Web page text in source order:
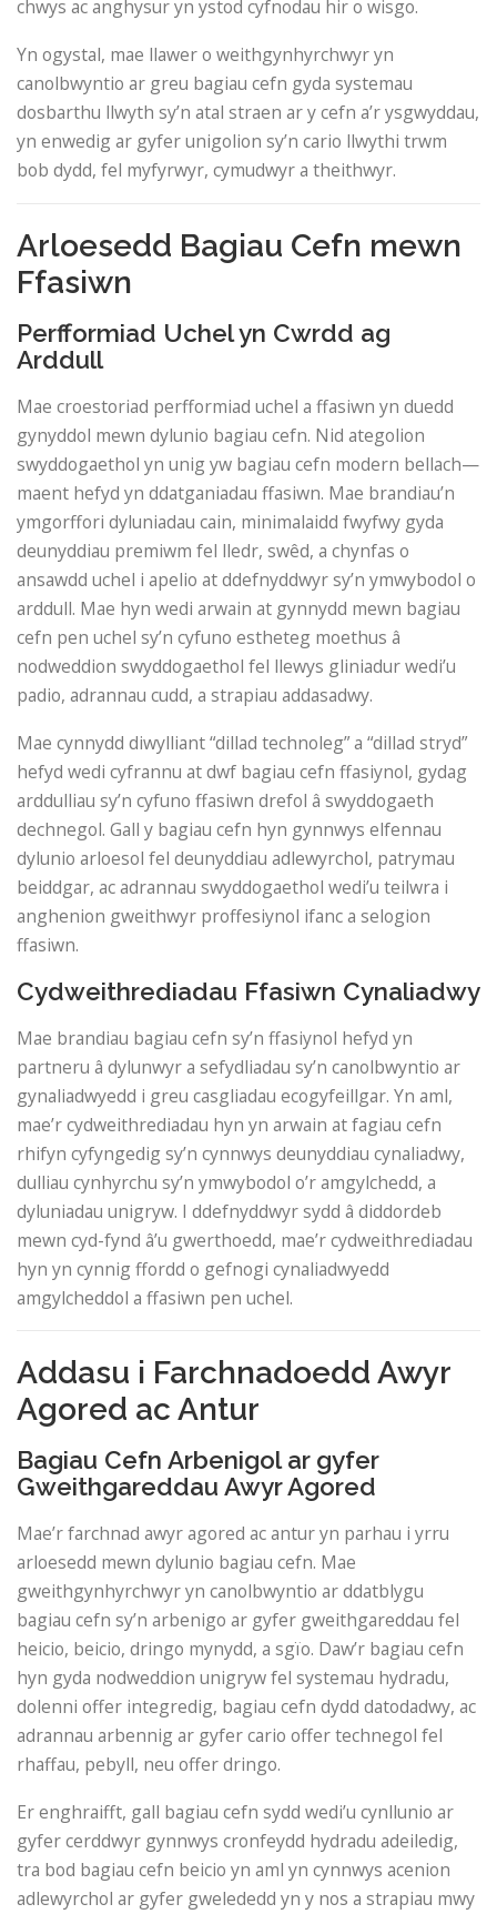
chwys ac anghysur yn ystod cyfnodau hir o wisgo.
Yn ogystal, mae llawer o weithgynhyrchwyr yn
canolbwyntio ar greu bagiau cefn gyda systemau
dosbarthu llwyth sy’n atal straen ar y cefn a’r ysgwyddau,
yn enwedig ar gyfer unigolion sy’n cario llwythi trwm
bob dydd, fel myfyrwyr, cymudwyr a theithwyr.
Arloesedd Bagiau Cefn mewn
Ffasiwn
Perfformiad Uchel yn Cwrdd ag
Arddull
Mae croestoriad perfformiad uchel a ffasiwn yn duedd
gynyddol mewn dylunio bagiau cefn. Nid ategolion
swyddogaethol yn unig yw bagiau cefn modern bellach—
maent hefyd yn ddatganiadau ffasiwn. Mae brandiau’n
ymgorffori dyluniadau cain, minimalaidd fwyfwy gyda
deunyddiau premiwm fel lledr, swêd, a chynfas o
ansawdd uchel i apelio at ddefnyddwyr sy’n ymwybodol o
arddull. Mae hyn wedi arwain at gynnydd mewn bagiau
cefn pen uchel sy’n cyfuno estheteg moethus â
nodweddion swyddogaethol fel llewys gliniadur wedi’u
padio, adrannau cudd, a strapiau addasadwy.
Mae cynnydd diwylliant “dillad technoleg” a “dillad stryd”
hefyd wedi cyfrannu at dwf bagiau cefn ffasiynol, gydag
arddulliau sy’n cyfuno ffasiwn drefol â swyddogaeth
dechnegol. Gall y bagiau cefn hyn gynnwys elfennau
dylunio arloesol fel deunyddiau adlewyrchol, patrymau
beiddgar, ac adrannau swyddogaethol wedi’u teilwra i
anghenion gweithwyr proffesiynol ifanc a selogion
ffasiwn.
Cydweithrediadau Ffasiwn Cynaliadwy
Mae brandiau bagiau cefn sy’n ffasiynol hefyd yn
partneru â dylunwyr a sefydliadau sy’n canolbwyntio ar
gynaliadwyedd i greu casgliadau ecogyfeillgar. Yn aml,
mae’r cydweithrediadau hyn yn arwain at fagiau cefn
rhifyn cyfyngedig sy’n cynnwys deunyddiau cynaliadwy,
dulliau cynhyrchu sy’n ymwybodol o’r amgylchedd, a
dyluniadau unigryw. I ddefnyddwyr sydd â diddordeb
mewn cyd-fynd â’u gwerthoedd, mae’r cydweithrediadau
hyn yn cynnig ffordd o gefnogi cynaliadwyedd
amgylcheddol a ffasiwn pen uchel.
Addasu i Farchnadoedd Awyr
Agored ac Antur
Bagiau Cefn Arbenigol ar gyfer
Gweithgareddau Awyr Agored
Mae’r farchnad awyr agored ac antur yn parhau i yrru
arloesedd mewn dylunio bagiau cefn. Mae
gweithgynhyrchwyr yn canolbwyntio ar ddatblygu
bagiau cefn sy’n arbenigo ar gyfer gweithgareddau fel
heicio, beicio, dringo mynydd, a sgïo. Daw’r bagiau cefn
hyn gyda nodweddion unigryw fel systemau hydradu,
dolenni offer integredig, bagiau cefn dydd datodadwy, ac
adrannau arbennig ar gyfer cario offer technegol fel
rhaffau, pebyll, neu offer dringo.
Er enghraifft, gall bagiau cefn sydd wedi’u cynllunio ar
gyfer cerddwyr gynnwys cronfeydd hydradu adeiledig,
tra bod bagiau cefn beicio yn aml yn cynnwys acenion
adlewyrchol ar gyfer gwelededd yn y nos a strapiau mwy